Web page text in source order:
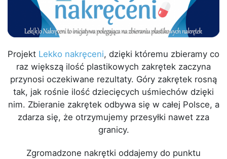
Projekt Lekko nakręceni, dzięki któremu zbieramy co
raz większą ilość plastikowych zakrętek zaczyna
przynosi oczekiwane rezultaty. Góry zakrętek rosną
tak, jak rośnie ilość dziecięcych uśmiechów dzięki
nim. Zbieranie zakrętek odbywa się w całej Polsce, a
zdarza się, że otrzymujemy przesyłki nawet zza
granicy.
Zgromadzone nakrętki oddajemy do punktu